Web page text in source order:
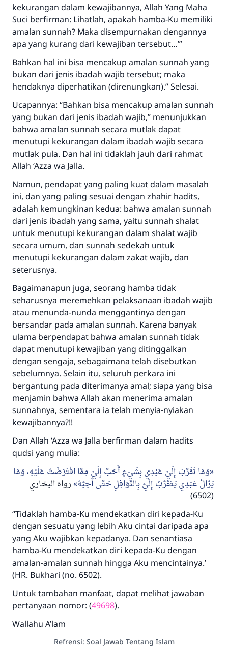
kekurangan dalam kewajibannya, Allah Yang Maha
Suci berfirman: Lihatlah, apakah hamba-Ku memiliki
amalan sunnah? Maka disempurnakan dengannya
apa yang kurang dari kewajiban tersebut…’”
Bahkan hal ini bisa mencakup amalan sunnah yang
bukan dari jenis ibadah wajib tersebut; maka
hendaknya diperhatikan (direnungkan).” Selesai.
Ucapannya: “Bahkan bisa mencakup amalan sunnah
yang bukan dari jenis ibadah wajib,” menunjukkan
bahwa amalan sunnah secara mutlak dapat
menutupi kekurangan dalam ibadah wajib secara
mutlak pula. Dan hal ini tidaklah jauh dari rahmat
Allah ‘Azza wa Jalla.
Namun, pendapat yang paling kuat dalam masalah
ini, dan yang paling sesuai dengan zhahir hadits,
adalah kemungkinan kedua: bahwa amalan sunnah
dari jenis ibadah yang sama, yaitu sunnah shalat
untuk menutupi kekurangan dalam shalat wajib
secara umum, dan sunnah sedekah untuk
menutupi kekurangan dalam zakat wajib, dan
seterusnya.
Bagaimanapun juga, seorang hamba tidak
seharusnya meremehkan pelaksanaan ibadah wajib
atau menunda-nunda menggantinya dengan
bersandar pada amalan sunnah. Karena banyak
ulama berpendapat bahwa amalan sunnah tidak
dapat menutupi kewajiban yang ditinggalkan
dengan sengaja, sebagaimana telah disebutkan
sebelumnya. Selain itu, seluruh perkara ini
bergantung pada diterimanya amal; siapa yang bisa
menjamin bahwa Allah akan menerima amalan
sunnahnya, sementara ia telah menyia-nyiakan
kewajibannya?!!
Dan Allah ‘Azza wa Jalla berfirman dalam hadits
qudsi yang mulia:
وَمَا تَقَرَّبَ إِلَيَّ عَبْدِي بِشَيْءٍ أَحَبَّ إِلَيَّ مِمَّا افْتَرَضْتُ عَلَيْهِ، وَمَا
يَزَالُ عَبْدِي يَتَقَرَّبُ إِلَيَّ بِالنَّوَافِلِ حَتَّى أُحِبَّهُ
رواه البخاري
(6502)
“Tidaklah hamba-Ku mendekatkan diri kepada-Ku
dengan sesuatu yang lebih Aku cintai daripada apa
yang Aku wajibkan kepadanya. Dan senantiasa
hamba-Ku mendekatkan diri kepada-Ku dengan
amalan-amalan sunnah hingga Aku mencintainya.’
(HR. Bukhari (no. 6502).
Untuk tambahan manfaat, dapat melihat jawaban
pertanyaan nomor: (49698).
Wallahu A’lam
Refrensi: Soal Jawab Tentang Islam